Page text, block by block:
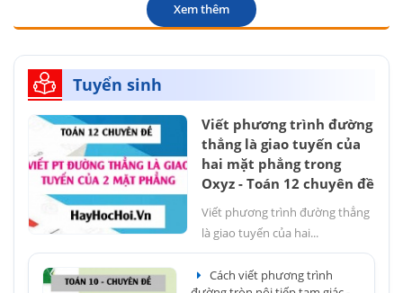
Xem thêm
Tuyển sinh
Viết phương trình đường
thẳng là giao tuyến của
hai mặt phẳng trong
Oxyz - Toán 12 chuyên đề
Viết phương trình đường thẳng
là giao tuyến của hai...
Cách viết phương trình